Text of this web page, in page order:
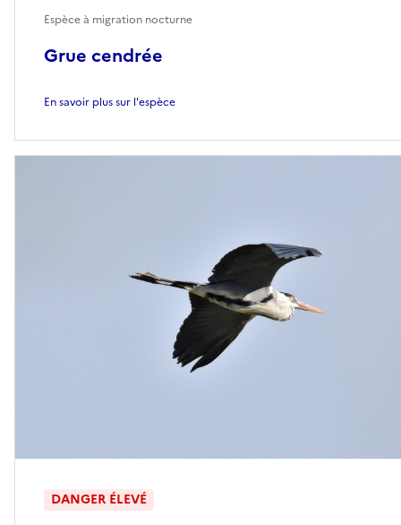
Grue cendrée
Espèce à migration nocturne
En savoir plus sur l'espèce
DANGER ÉLEVÉ